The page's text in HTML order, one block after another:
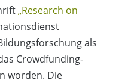
„Research on
als
Crowdfunding-
worden. Die